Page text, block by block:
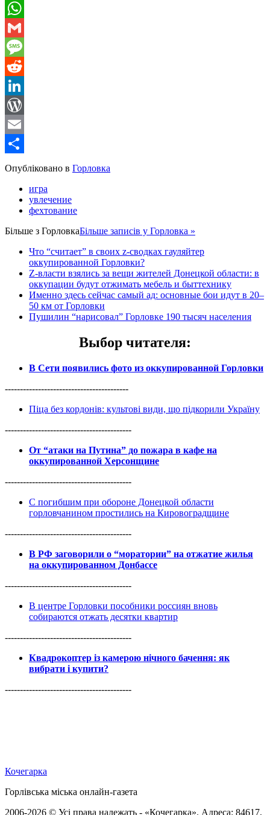
Telegram
WhatsApp
Gmail
Message
Reddit
LinkedIn
WordPress
Email
Share
Опубліковано в Горловка
игра
увлечение
фехтование
Більше з ГорловкаБільше записів у Горловка »
Что “считает” в своих z-сводках гауляйтер
оккупированной Горловки?
Z-власти взялись за вещи жителей Донецкой области: в
оккупации будут отжимать мебель и быттехнику
Именно здесь сейчас самый ад: основные бои идут в 20–
50 км от Горловки
Пушилин “нарисовал” Горловке 190 тысяч населения
Выбор читателя:
В Сети появились фото из оккупированной Горловки
-----------------------------------------
Піца без кордонів: культові види, що підкорили Україну
------------------------------------------
От “атаки на Путина” до пожара в кафе на
оккупированной Херсонщине
------------------------------------------
С погибшим при обороне Донецкой области
горловчанином простились на Кировоградщине
------------------------------------------
В РФ заговорили о “моратории” на отжатие жилья
на оккупированном Донбассе
------------------------------------------
В центре Горловки пособники россиян вновь
собираются отжать десятки квартир
------------------------------------------
Квадрокоптер із камерою нічного бачення: як
вибрати і купити?
------------------------------------------
Кочегарка
Горлівська міська онлайн-газета
2006-2026 © Усі права належать - «Кочегарка». Адреса: 84617,